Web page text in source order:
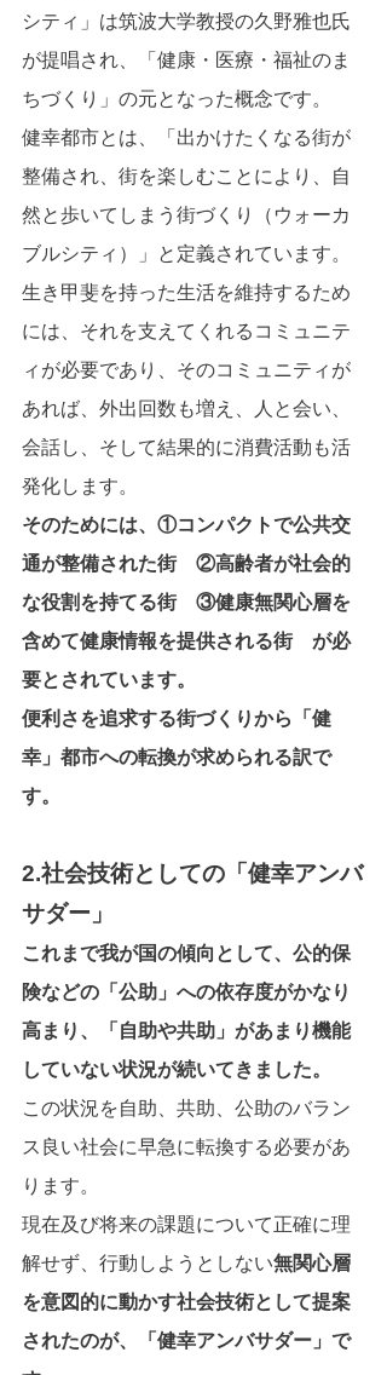
シティ」は筑波大学教授の久野雅也氏
が提唱され、「健康・医療・福祉のま
ちづくり」の元となった概念です。
健幸都市とは、「出かけたくなる街が
整備され、街を楽しむことにより、自
然と歩いてしまう街づくり（ウォーカ
ブルシティ）」と定義されています。
生き甲斐を持った生活を維持するため
には、それを支えてくれるコミュニテ
ィが必要であり、そのコミュニティが
あれば、外出回数も増え、人と会い、
会話し、そして結果的に消費活動も活
発化します。
そのためには、①コンパクトで公共交
通が整備された街　②高齢者が社会的
な役割を持てる街　③健康無関心層を
含めて健康情報を提供される街　が必
要とされています。
便利さを追求する街づくりから「健
幸」都市への転換が求められる訳で
す。
2.社会技術としての「健幸アンバ
サダー」
これまで我が国の傾向として、公的保
険などの「公助」への依存度がかなり
高まり、「自助や共助」があまり機能
していない状況が続いてきました。
この状況を自助、共助、公助のバラン
ス良い社会に早急に転換する必要があ
ります。
現在及び将来の課題について正確に理
解せず、行動しようとしない無関心層
を意図的に動かす社会技術として提案
されたのが、「健幸アンバサダー」で